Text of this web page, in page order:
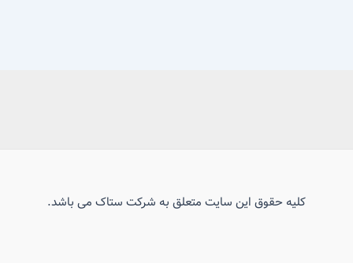
کلیه حقوق این سایت متعلق به شرکت ستاک می باشد.